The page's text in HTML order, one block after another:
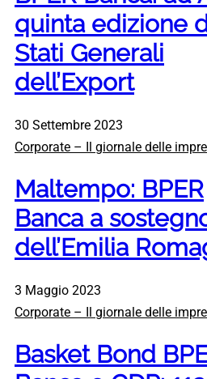
quinta edizione
Stati Generali
dell’Export
30 Settembre 2023
Corporate – Il giornale delle
Maltempo: BPER
Banca a
dell’Emilia
3 Maggio 2023
Corporate – Il giornale delle
Basket Bond